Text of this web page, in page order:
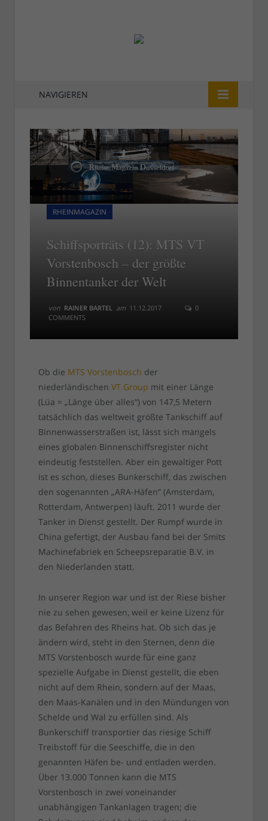
NAVIGIEREN
RHEINMAGAZIN
Schiffsporträts (12): MTS VT
Vorstenbosch – der größte
Binnentanker der Welt
von RAINER BARTEL am 11.12.2017
0
COMMENTS
Ob die MTS Vorstenbosch der
niederländischen VT Group mit einer Länge
(Lüa = „Länge über alles“) von 147,5 Metern
tatsächlich das weltweit größte Tankschiff auf
Binnenwasserstraßen ist, lässt sich mangels
eines globalen Binnenschiffsregister nicht
eindeutig feststellen. Aber ein gewaltiger Pott
ist es schon, dieses Bunkerschiff, das zwischen
den sogenannten „ARA-Häfen“ (Amsterdam,
Rotterdam, Antwerpen) läuft. 2011 wurde der
Tanker in Dienst gestellt. Der Rumpf wurde in
China gefertigt, der Ausbau fand bei der Smits
Machinefabriek en Scheepsreparatie B.V. in
den Niederlanden statt.
In unserer Region war und ist der Riese bisher
nie zu sehen gewesen, weil er keine Lizenz für
das Befahren des Rheins hat. Ob sich das je
ändern wird, steht in den Sternen, denn die
MTS Vorstenbosch wurde für eine ganz
spezielle Aufgabe in Dienst gestellt, die eben
nicht auf dem Rhein, sondern auf der Maas,
den Maas-Kanälen und in den Mündungen von
Schelde und Wal zu erfüllen sind. Als
Bunkerschiff transportier das riesige Schiff
Treibstoff für die Seeschiffe, die in den
genannten Häfen be- und entladen werden.
Über 13.000 Tonnen kann die MTS
Vorstenbosch in zwei voneinander
unabhängigen Tankanlagen tragen; die